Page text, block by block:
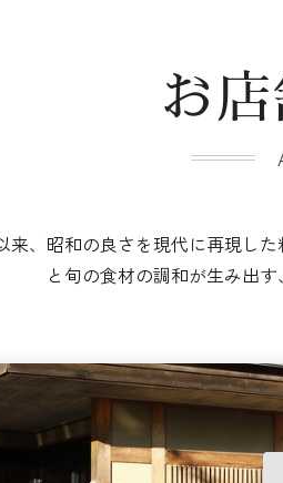
お
来、昭和の良さを現代に再現し
と旬の食材の調和が生み出